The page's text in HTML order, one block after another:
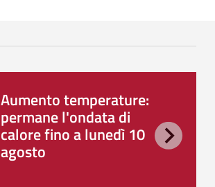
Aumento temperature:
permane l'ondata di
calore fino a lunedì 10
agosto